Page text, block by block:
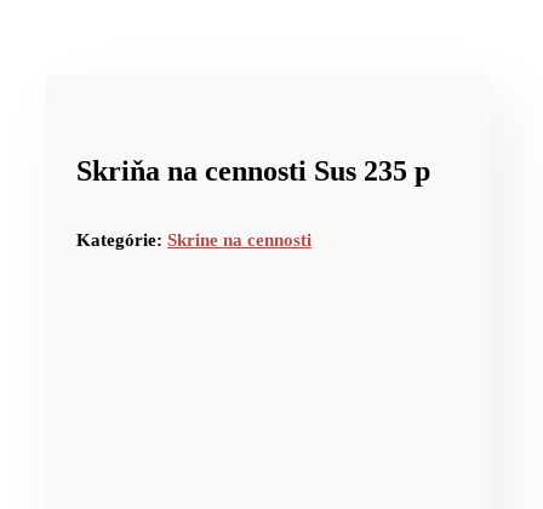
Skriňa na cennosti Sus 235 p
Kategórie: Skrine na cennosti